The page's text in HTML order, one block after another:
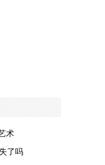
术
了吗